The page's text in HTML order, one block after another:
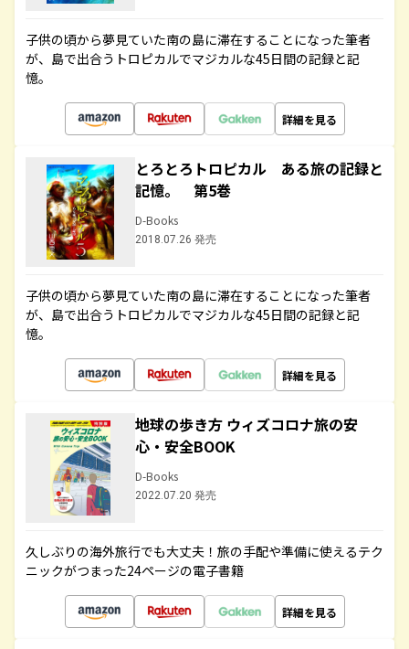
子供の頃から夢見ていた南の島に滞在することになった筆者
が、島で出合うトロピカルでマジカルな45日間の記録と記
憶。
詳細を見る
とろとろトロピカル ある旅の記録と
記憶。 第5巻
D-Books
2018.07.26 発売
子供の頃から夢見ていた南の島に滞在することになった筆者
が、島で出合うトロピカルでマジカルな45日間の記録と記
憶。
詳細を見る
地球の歩き方 ウィズコロナ旅の安
心・安全BOOK
D-Books
2022.07.20 発売
久しぶりの海外旅行でも大丈夫！旅の手配や準備に使えるテク
ニックがつまった24ページの電子書籍
詳細を見る